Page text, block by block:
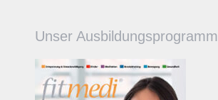
Unser Ausbildungsprogramm